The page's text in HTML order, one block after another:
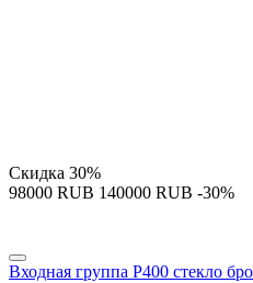
Скидка 30%
‍98000‍ RUB ‍140000‍ RUB -30%
Входная группа P400 стекло